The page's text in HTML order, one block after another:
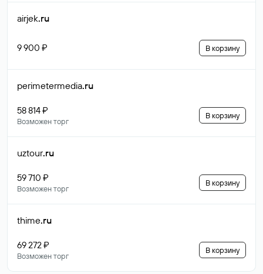
airjek.ru
9 900 ₽ В корзину
perimetermedia.ru
58 814 ₽
Возможен торг
В корзину
uztour.ru
59 710 ₽
Возможен торг
В корзину
thime.ru
69 272 ₽
Возможен торг
В корзину